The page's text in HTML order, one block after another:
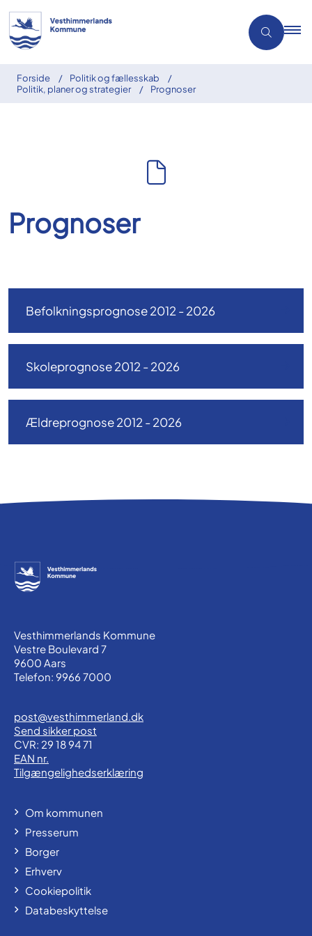
Forside
Politik og fællesskab
Politik, planer og strategier
Prognoser
Prognoser
Befolkningsprognose 2012 - 2026
Skoleprognose 2012 - 2026
Ældreprognose 2012 - 2026
Vesthimmerlands Kommune
Vestre Boulevard 7
9600 Aars
Telefon: 9966 7000
post@vesthimmerland.dk
Send sikker post
CVR: 29 18 94 71
EAN nr.
Tilgængelighedserklæring
Om kommunen
Presserum
Borger
Erhverv
Cookiepolitik
Databeskyttelse